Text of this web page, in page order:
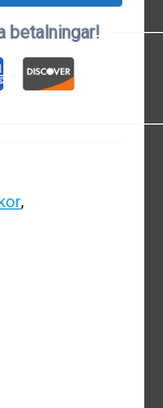
betalningar!
,